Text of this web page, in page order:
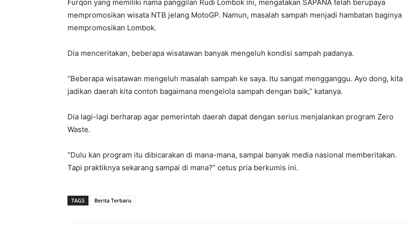
Furqon yang memiliki nama panggilan Rudi Lombok ini, mengatakan SAPANA telah berupaya
mempromosikan wisata NTB jelang MotoGP. Namun, masalah sampah menjadi hambatan baginya
mempromosikan Lombok.
Dia menceritakan, beberapa wisatawan banyak mengeluh kondisi sampah padanya.
“Beberapa wisatawan mengeluh masalah sampah ke saya. Itu sangat mengganggu. Ayo dong, kita
jadikan daerah kita contoh bagaimana mengelola sampah dengan baik,” katanya.
Dia lagi-lagi berharap agar pemerintah daerah dapat dengan serius menjalankan program Zero
Waste.
“Dulu kan program itu dibicarakan di mana-mana, sampai banyak media nasional memberitakan.
Tapi praktiknya sekarang sampai di mana?” cetus pria berkumis ini.
TAGS Berita Terbaru